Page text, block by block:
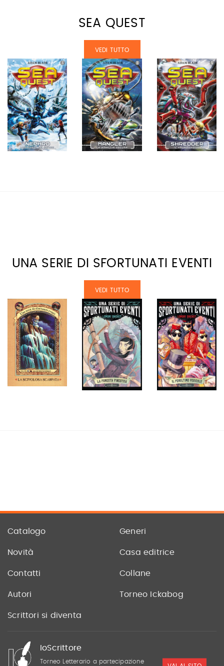
SEA QUEST
VEDI TUTTO
UNA SERIE DI SFORTUNATI EVENTI
VEDI TUTTO
Catalogo Generi
Novità Casa editrice
Contatti Collane
Autori Torneo Ickabog
Scrittori si diventa
IoScrittore
Torneo Letterario a partecipazione